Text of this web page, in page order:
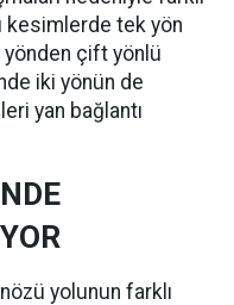
kesimlerde tek yön
yönden çift yönlü
iki yönün de
yan bağlantı
yolunun farklı